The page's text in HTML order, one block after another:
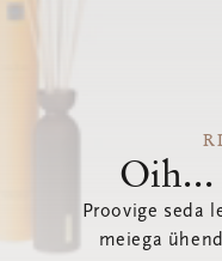
Oih...
Proovige seda
meiega